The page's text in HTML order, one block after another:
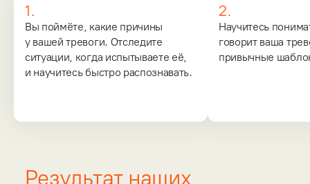
1.
Вы поймёте, какие причины
у вашей тревоги. Отследите
ситуации, когда испытываете её,
и научитесь быстро распознавать.
2.
Научитесь
говорит ваша
привычные
Результат наших